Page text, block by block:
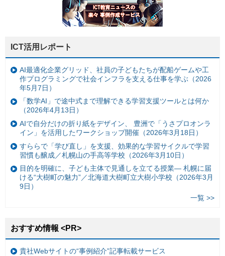
ICT活用レポート
AI最適化企業グリッド、社員の子どもたちが配船ゲームや工
作プログラミングで社会インフラを支える仕事を学ぶ（2026
年5月7日）
「数学AI」で途中式まで理解できる学習支援ツールとは何か
（2026年4月13日）
AIで自分だけの折り紙をデザイン、 豊洲で「うさプロオンラ
イン」を活用したワークショップ開催（2026年3月18日）
すららで「学び直し」を支援、効果的な学習サイクルで学習
習慣も醸成／札幌山の手高等学校（2026年3月10日）
目的を明確に、子ども主体で見通しを立てる授業— 札幌に届
ける“大樹町の魅力”／北海道大樹町立大樹小学校（2026年3月
9日）
一覧 >>
おすすめ情報 <PR>
貴社Webサイトの“事例紹介”記事転載サービス